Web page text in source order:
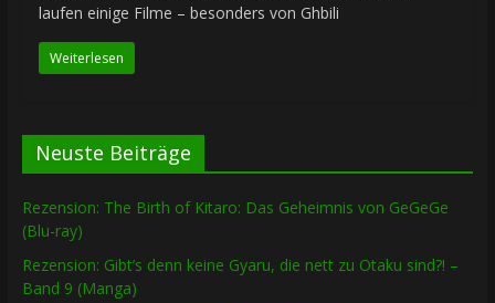
laufen einige Filme – besonders von Ghbili
Weiterlesen
Neuste Beiträge
Rezension: The Birth of Kitaro: Das Geheimnis von GeGeGe
(Blu-ray)
Rezension: Gibt’s denn keine Gyaru, die nett zu Otaku sind?! –
Band 9 (Manga)